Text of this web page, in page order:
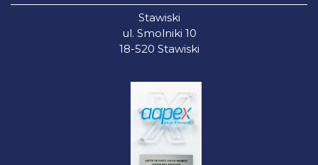
Stawiski
ul. Smolniki 10
18-520 Stawiski